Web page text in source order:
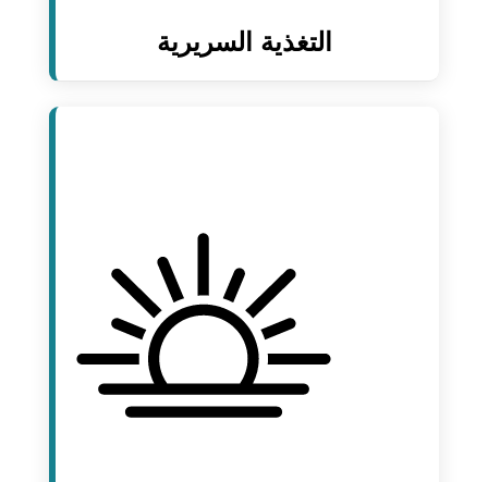
التغذية السريرية